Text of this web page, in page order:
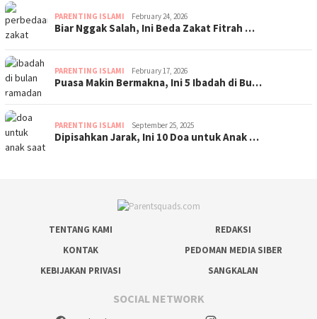
PARENTING ISLAMI February 24, 2026
Biar Nggak Salah, Ini Beda Zakat Fitrah …
PARENTING ISLAMI February 17, 2026
Puasa Makin Bermakna, Ini 5 Ibadah di Bu…
PARENTING ISLAMI September 25, 2025
Dipisahkan Jarak, Ini 10 Doa untuk Anak …
TENTANG KAMI
REDAKSI
KONTAK
PEDOMAN MEDIA SIBER
KEBIJAKAN PRIVASI
SANGKALAN
SOCIAL NETWORK